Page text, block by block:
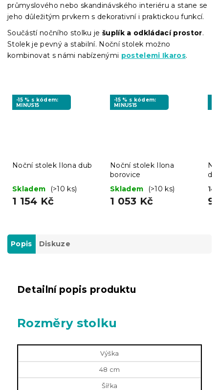
průmyslového nebo skandinávského interiéru a stane se
jeho důležitým prvkem s dekorativní i praktickou funkcí.
Součástí nočního stolku je šuplík a odkládací prostor.
Stolek je pevný a stabilní. Noční stolek možno
kombinovat s námi nabízenými postelemi Ikaros.
-15 % s kódem:
MINUS15
Noční stolek Ilona dub
Skladem (>10 ks)
1 154 Kč
-15 % s kódem:
MINUS15
Noční stolek Ilona
borovice
Skladem
(>10 ks)
1 053 Kč
14
Popis Diskuze
Detailní popis produktu
Rozměry stolku
Výška
48 cm
Šířka